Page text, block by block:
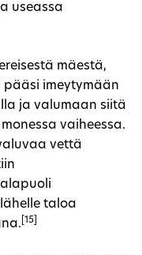
useassa
mäestä,
pääsi imeytymään
ja valumaan siitä
vaiheessa.
vettä
taloa
[15]